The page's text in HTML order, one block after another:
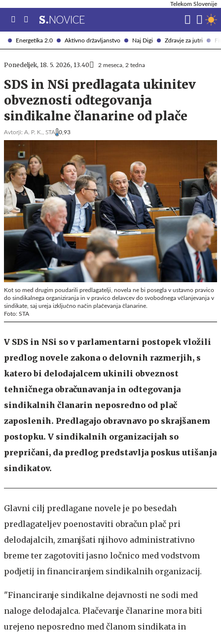
Energetika 2.0 Aktivno državljanstvo Naj Digi Zdravje za jutri
Telekom Slovenije
Ponedeljek, 18. 5. 2026, 13.40 2 meseca, 2 tedna
SDS in NSi predlagata ukinitev
obveznosti odtegovanja
sindikalne članarine od plače
Avtorji: A. P. K., STA 0,93
Kot so med drugim poudarili predlagatelji, novela ne bi posegla v ustavno pravico
do sindikalnega organiziranja in v pravico delavcev do svobodnega včlanjevanja v
sindikate, saj ureja izključno način plačevanja članarine.
Foto: STA
V SDS in NSi so v parlamentarni postopek vložili
predlog novele zakona o delovnih razmerjih, s
katero bi delodajalcem ukinili obveznost
tehničnega obračunavanja in odtegovanja
sindikalnih članarin neposredno od plač
zaposlenih. Predlagajo obravnavo po skrajšanem
postopku. V sindikalnih organizacijah so
prepričani, da predlog predstavlja poskus utišanja
sindikatov.
Glavni cilj predlagane novele je po besedah
predlagateljev poenostaviti obračun plač pri
delodajalcih, zmanjšati njihovo administrativno
breme ter zagotoviti jasno ločnico med vodstvom
podjetij in financiranjem sindikalnih organizacij.
"Financiranje sindikalne dejavnosti ne sodi med
naloge delodajalca. Plačevanje članarine mora biti
urejeno neposredno med članom sindikata in